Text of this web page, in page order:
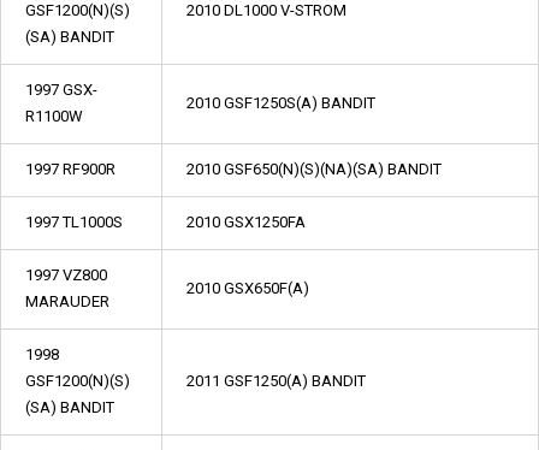
GSF1200(N)(S)
(SA) BANDIT
2010 DL1000 V-STROM
1997 GSX-
R1100W
2010 GSF1250S(A) BANDIT
1997 RF900R 2010 GSF650(N)(S)(NA)(SA) BANDIT
1997 TL1000S 2010 GSX1250FA
1997 VZ800
MARAUDER
2010 GSX650F(A)
1998
GSF1200(N)(S)
(SA) BANDIT
2011 GSF1250(A) BANDIT